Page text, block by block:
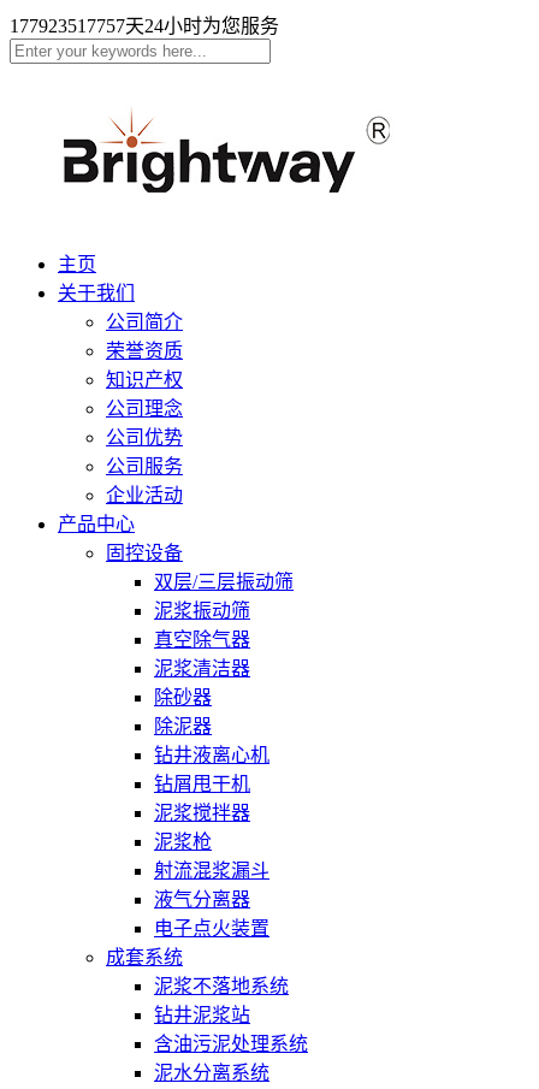
177923517757天24小时为您服务
主页
关于我们
公司简介
荣誉资质
知识产权
公司理念
公司优势
公司服务
企业活动
产品中心
固控设备
双层/三层振动筛
泥浆振动筛
真空除气器
泥浆清洁器
除砂器
除泥器
钻井液离心机
钻屑甩干机
泥浆搅拌器
泥浆枪
射流混浆漏斗
液气分离器
电子点火装置
成套系统
泥浆不落地系统
钻井泥浆站
含油污泥处理系统
泥水分离系统